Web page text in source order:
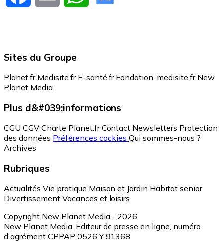
Sites du Groupe
Planet.fr Medisite.fr E-santé.fr Fondation-medisite.fr New
Planet Media
Plus d&#039;informations
CGU CGV Charte Planet.fr Contact Newsletters Protection
des données Préférences cookies Qui sommes-nous ?
Archives
Rubriques
Actualités Vie pratique Maison et Jardin Habitat senior
Divertissement Vacances et loisirs
Copyright New Planet Media - 2026
New Planet Media, Editeur de presse en ligne, numéro
d'agrément CPPAP 0526 Y 91368